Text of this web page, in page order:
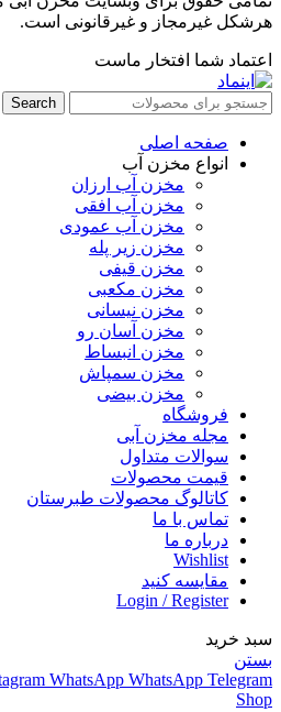
هرشکل غیرمجاز و غیرقانونی است.
اعتماد شما افتخار ماست
Search
صفحه اصلی
انواع مخزن آب
مخزن آب ارزان
مخزن آب افقی
مخزن آب عمودی
مخزن زیر پله
مخزن قیفی
مخزن مکعبی
مخزن نیسانی
مخزن آسان رو
مخزن انبساط
مخزن سمپاش
مخزن بیضی
فروشگاه
مجله مخزن آبی
سوالات متداول
قیمت محصولات
کاتالوگ محصولات طبرستان
تماس با ما
درباره ما
Wishlist
مقایسه کنید
Login / Register
سبد خرید
بستن
WhatsApp WhatsApp Telegram
Shop